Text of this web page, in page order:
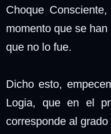
Choque
momento que se
que no lo fue.
Dicho esto,
Logia, que en el
corresponde al